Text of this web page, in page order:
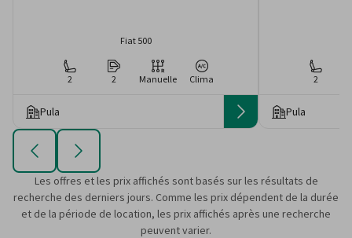
Fiat 500
2 2 Manuelle Clima
Pula
2
Pula
Les offres et les prix affichés sont basés sur les résultats de
recherche des derniers jours. Comme les prix dépendent de la durée
et de la période de location, les prix affichés après une recherche
peuvent varier.